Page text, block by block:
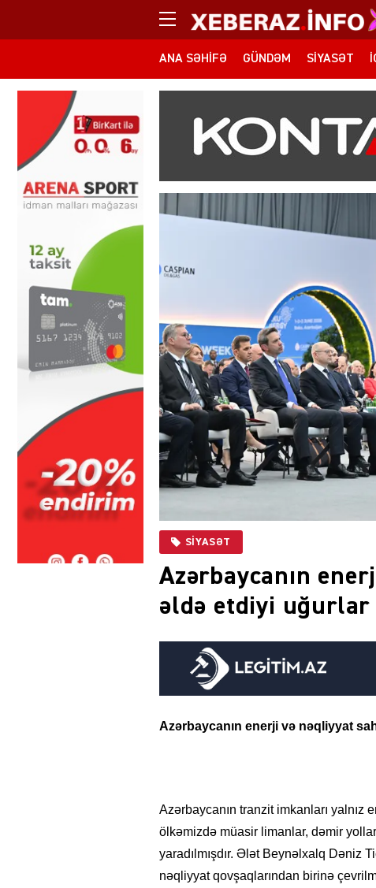
ANA SƏHIFƏ GÜNDƏM SIYASƏT
SIYASƏT
Azərbaycanın
əldə etdiyi uğurlar
Azərbaycanın enerji və nəqliyyat
Azərbaycanın tranzit imkanları yalnız
ölkəmizdə müasir limanlar, dəmir
yaradılmışdır. Ələt Beynəlxalq Dəniz
nəqliyyat qovşaqlarından birinə